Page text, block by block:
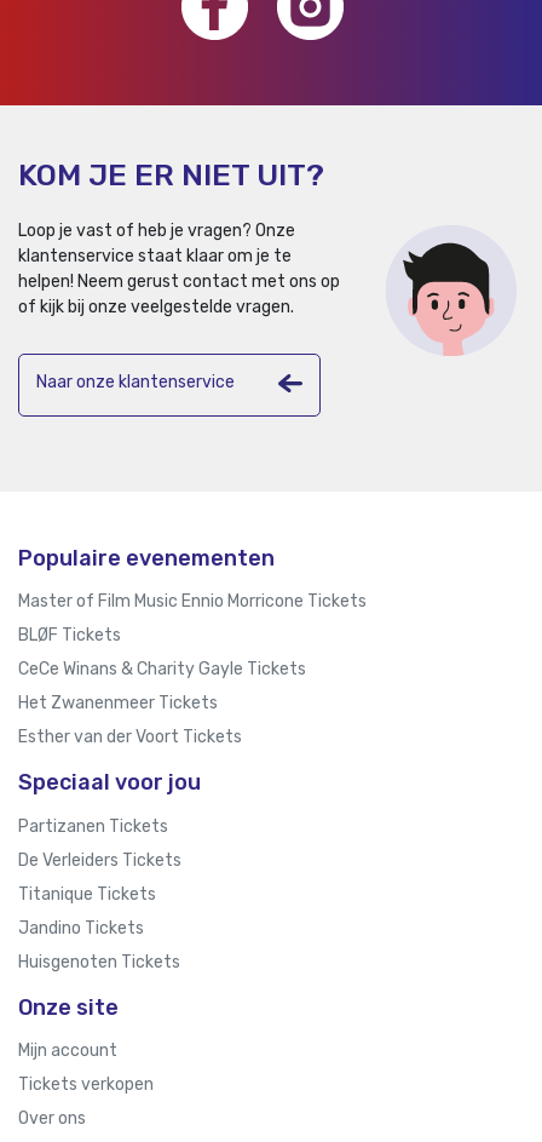
KOM JE ER NIET UIT?
Loop je vast of heb je vragen? Onze
klantenservice staat klaar om je te
helpen! Neem gerust contact met ons op
of kijk bij onze veelgestelde vragen.
Naar onze klantenservice
Populaire evenementen
Master of Film Music Ennio Morricone Tickets
BLØF Tickets
CeCe Winans & Charity Gayle Tickets
Het Zwanenmeer Tickets
Esther van der Voort Tickets
Speciaal voor jou
Partizanen Tickets
De Verleiders Tickets
Titanique Tickets
Jandino Tickets
Huisgenoten Tickets
Onze site
Mijn account
Tickets verkopen
Over ons